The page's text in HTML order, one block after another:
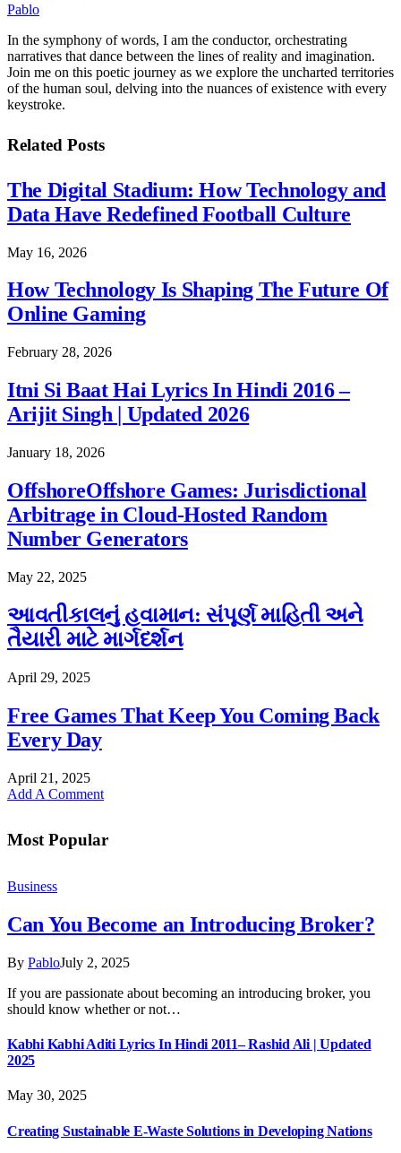
Pablo
In the symphony of words, I am the conductor, orchestrating
narratives that dance between the lines of reality and imagination.
Join me on this poetic journey as we explore the uncharted territories
of the human soul, delving into the nuances of existence with every
keystroke.
Related Posts
The Digital Stadium: How Technology and
Data Have Redefined Football Culture
May 16, 2026
How Technology Is Shaping The Future Of
Online Gaming
February 28, 2026
Itni Si Baat Hai Lyrics In Hindi 2016 –
Arijit Singh | Updated 2026
January 18, 2026
OffshoreOffshore Games: Jurisdictional
Arbitrage in Cloud-Hosted Random
Number Generators
May 22, 2025
આવતીકાલનું હવામાન: સંપૂર્ણ માહિતી અને
તૈયારી માટે માર્ગદર્શન
April 29, 2025
Free Games That Keep You Coming Back
Every Day
April 21, 2025
Add A Comment
Most Popular
Business
Can You Become an Introducing Broker?
By PabloJuly 2, 2025
If you are passionate about becoming an introducing broker, you
should know whether or not…
Kabhi Kabhi Aditi Lyrics In Hindi 2011– Rashid Ali | Updated
2025
May 30, 2025
Creating Sustainable E-Waste Solutions in Developing Nations